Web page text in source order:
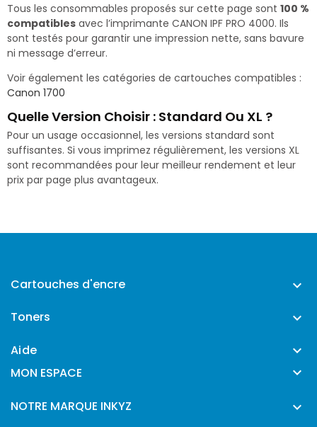
Tous les consommables proposés sur cette page sont 100 %
compatibles avec l’imprimante CANON IPF PRO 4000. Ils
sont testés pour garantir une impression nette, sans bavure
ni message d’erreur.
Voir également les catégories de cartouches compatibles :
Canon 1700
Quelle Version Choisir : Standard Ou XL ?
Pour un usage occasionnel, les versions standard sont
suffisantes. Si vous imprimez régulièrement, les versions XL
sont recommandées pour leur meilleur rendement et leur
prix par page plus avantageux.
Cartouches d'encre 
Toners 
Aide 
MON ESPACE 
NOTRE MARQUE INKYZ 